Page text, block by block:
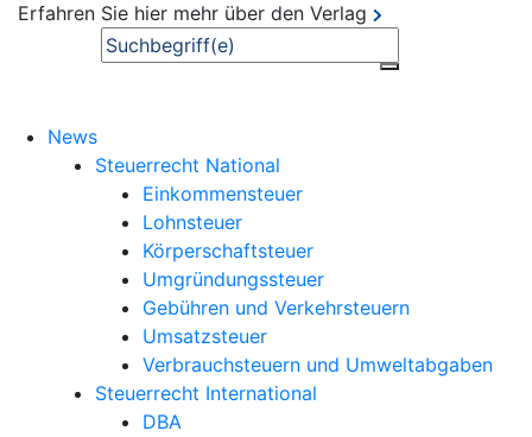
Erfahren Sie hier mehr über den Verlag
Suche
News
Steuerrecht National
Einkommensteuer
Lohnsteuer
Körperschaftsteuer
Umgründungssteuer
Gebühren und Verkehrsteuern
Umsatzsteuer
Verbrauchsteuern und Umweltabgaben
Steuerrecht International
DBA